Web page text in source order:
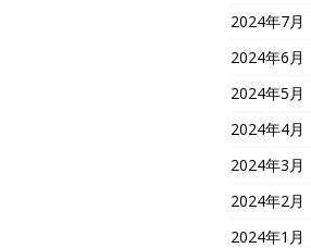
2024年7月
2024年6月
2024年5月
2024年4月
2024年3月
2024年2月
2024年1月